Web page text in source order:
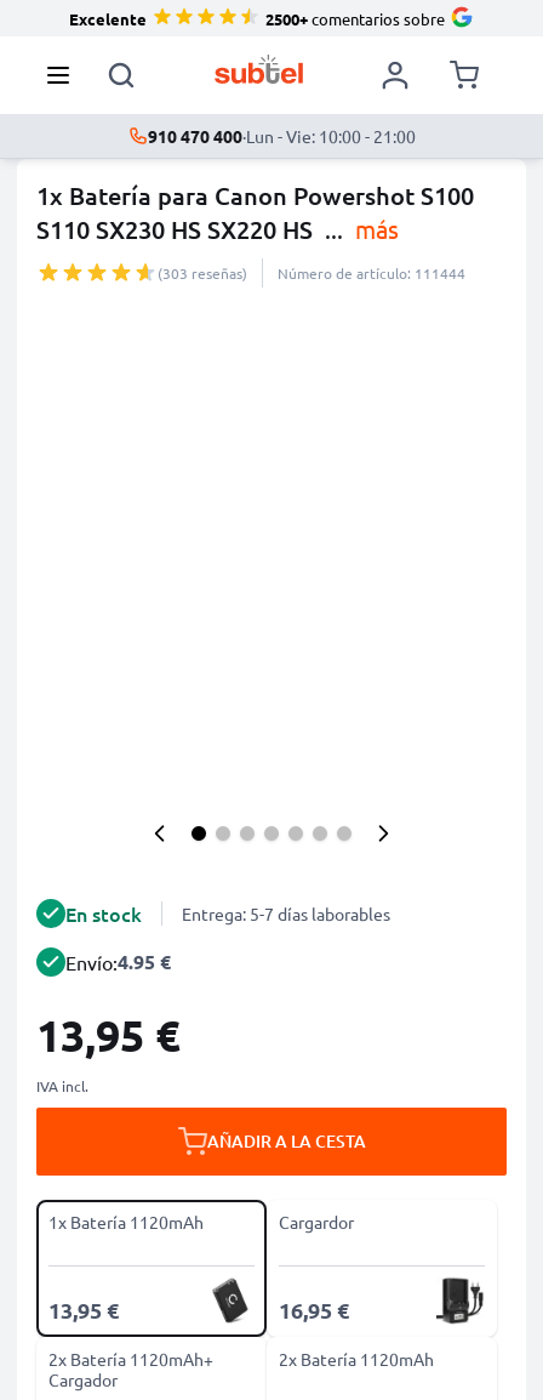
Excelente 2500+comentarios sobre
910 470 400·Lun - Vie: 10:00 - 21:00
1x Batería para Canon Powershot S100
S110 SX230 HS SX220 HS ... más
(303 reseñas) Número de artículo: 111444
En stock Entrega: 5-7 días laborables
Envío:4.95 €
13,95 €
IVA incl.
AÑADIR A LA CESTA
1x Batería 1120mAh
13,95 €
Cargardor
16,95 €
2x Batería 1120mAh+
Cargador
2x Batería 1120mAh